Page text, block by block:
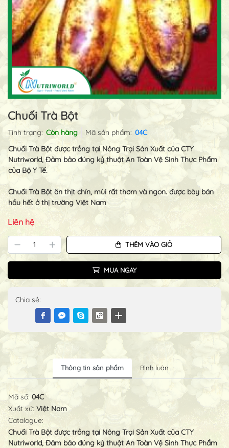
Chuối Trà Bột
Tình trạng: Còn hàng Mã sản phẩm: 04C
Chuối Trà Bột được trồng tại Nông Trại Sản Xuất của CTY
Nutriworld, Đảm bảo đúng kỷ thuật An Toàn Vệ Sinh Thực Phẩm
của Bộ Y Tế.
Chuối Trà Bột ăn thịt chín, mùi rất thơm và ngon. được bày bán
hầu hết ở thị trường Việt Nam
Liên hệ
THÊM VÀO GIỎ
MUA NGAY
Chia sẻ:
Thông tin sản phẩm Bình luận
Mã số: 04C
Xuất xứ: Việt Nam
Catalogue:
Chuối Trà Bột được trồng tại Nông Trại Sản Xuất của CTY
Nutriworld, Đảm bảo đúng kỷ thuật An Toàn Vệ Sinh Thực Phẩm